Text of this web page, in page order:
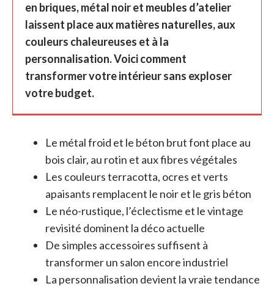
en briques, métal noir et meubles d’atelier
laissent place aux matières naturelles, aux
couleurs chaleureuses et à la
personnalisation. Voici comment
transformer votre intérieur sans exploser
votre budget.
Le métal froid et le béton brut font place au
bois clair, au rotin et aux fibres végétales
Les couleurs terracotta, ocres et verts
apaisants remplacent le noir et le gris béton
Le néo-rustique, l’éclectisme et le vintage
revisité dominent la déco actuelle
De simples accessoires suffisent à
transformer un salon encore industriel
La personnalisation devient la vraie tendance